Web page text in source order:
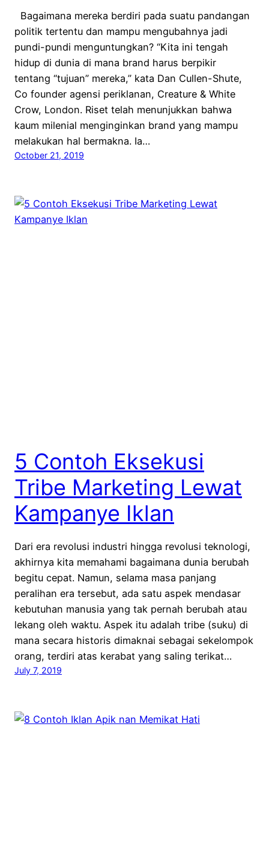
Bagaimana mereka berdiri pada suatu pandangan
politik tertentu dan mampu mengubahnya jadi
pundi-pundi menguntungkan? “Kita ini tengah
hidup di dunia di mana brand harus berpikir
tentang “tujuan” mereka,” kata Dan Cullen-Shute,
Co founder agensi periklanan, Creature & White
Crow, London. Riset telah menunjukkan bahwa
kaum milenial menginginkan brand yang mampu
melakukan hal bermakna. Ia…
October 21, 2019
5 Contoh Eksekusi
Tribe Marketing Lewat
Kampanye Iklan
Dari era revolusi industri hingga revolusi teknologi,
akhirnya kita memahami bagaimana dunia berubah
begitu cepat. Namun, selama masa panjang
peralihan era tersebut, ada satu aspek mendasar
kebutuhan manusia yang tak pernah berubah atau
lekang oleh waktu. Aspek itu adalah tribe (suku) di
mana secara historis dimaknai sebagai sekelompok
orang, terdiri atas kerabat yang saling terikat…
July 7, 2019